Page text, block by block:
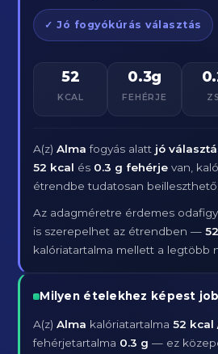
✓ Jó fogyókúrás választás
52
KCAL
0.3g
FEHÉRJE
A(z)Alma fogyás alatt jó
52 kcal és 0.3 g fehérje van,
étrendbe tudatosan beilleszthető.
Az adagméretre érdemes
is szerepelhet az étrendben —
kalóriatartalma mellett a legtöbb
Milyen ételekhez képest
A(z)Alma kalóriatartalma52 kcal
fehérjetartalma 0.3 g — ez